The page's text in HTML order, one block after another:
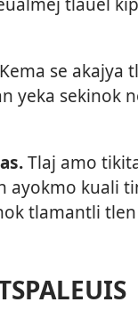
se akajya
yeka sekinok
Tlaj amo
ayokmo kuali
tlamantli